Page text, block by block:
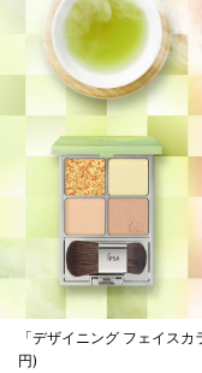
「デザイニング フェイス
円)